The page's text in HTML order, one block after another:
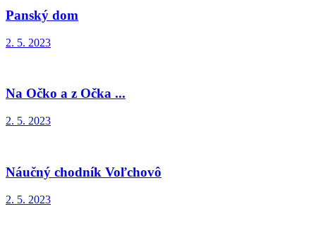
Panský dom
2. 5. 2023
Na Očko a z Očka ...
2. 5. 2023
Náučný chodník Voľchovô
2. 5. 2023